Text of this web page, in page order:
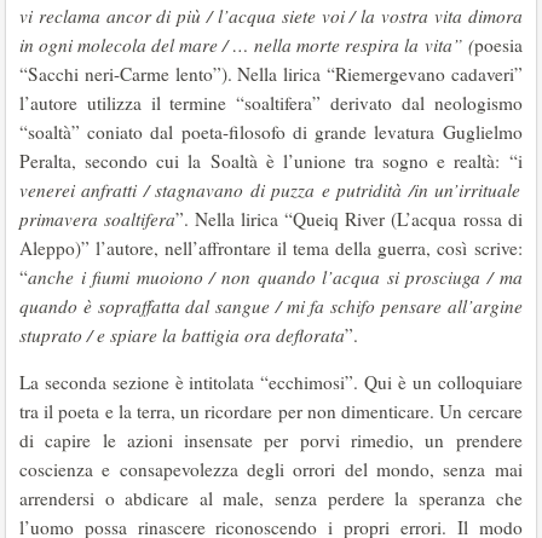
vi reclama ancor di più / l’acqua siete voi / la vostra vita dimora
in ogni molecola del mare / … nella morte respira la vita” (poesia
“Sacchi neri-Carme lento”). Nella lirica “Riemergevano cadaveri”
l’autore utilizza il termine “soaltifera” derivato dal neologismo
“soaltà” coniato dal poeta-filosofo di grande levatura Guglielmo
Peralta, secondo cui la Soaltà è l’unione tra sogno e realtà: “i
venerei anfratti / stagnavano di puzza e putridità /in un’irrituale
primavera soaltifera”. Nella lirica “Queiq River (L’acqua rossa di
Aleppo)” l’autore, nell’affrontare il tema della guerra, così scrive:
“anche i fiumi muoiono / non quando l’acqua si prosciuga / ma
quando è sopraffatta dal sangue / mi fa schifo pensare all’argine
stuprato / e spiare la battigia ora deflorata”.
La seconda sezione è intitolata “ecchimosi”. Qui è un colloquiare
tra il poeta e la terra, un ricordare per non dimenticare. Un cercare
di capire le azioni insensate per porvi rimedio, un prendere
coscienza e consapevolezza degli orrori del mondo, senza mai
arrendersi o abdicare al male, senza perdere la speranza che
l’uomo possa rinascere riconoscendo i propri errori. Il modo